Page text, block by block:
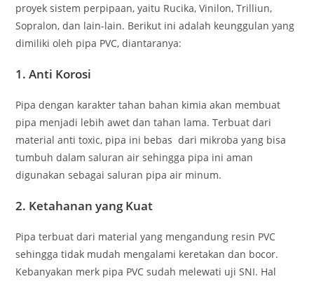
proyek sistem perpipaan, yaitu Rucika, Vinilon, Trilliun,
Sopralon, dan lain-lain. Berikut ini adalah keunggulan yang
dimiliki oleh pipa PVC, diantaranya:
1. Anti Korosi
Pipa dengan karakter tahan bahan kimia akan membuat
pipa menjadi lebih awet dan tahan lama. Terbuat dari
material anti toxic, pipa ini bebas dari mikroba yang bisa
tumbuh dalam saluran air sehingga pipa ini aman
digunakan sebagai saluran pipa air minum.
2. Ketahanan yang Kuat
Pipa terbuat dari material yang mengandung resin PVC
sehingga tidak mudah mengalami keretakan dan bocor.
Kebanyakan merk pipa PVC sudah melewati uji SNI. Hal